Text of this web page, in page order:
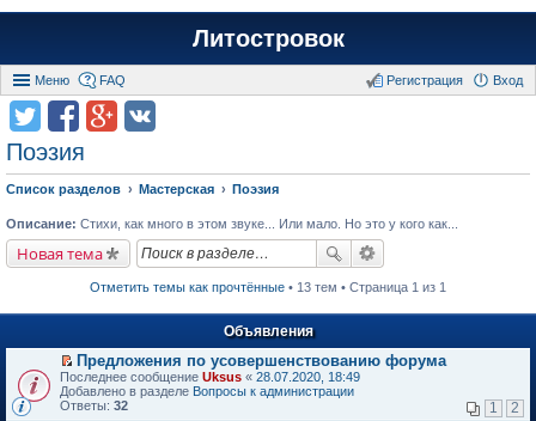
Литостровок
Меню FAQ Вход
Регистрация
Поэзия
Список разделов Мастерская Поэзия
Описание: Стихи, как много в этом звуке... Или мало. Но это у кого как...
Новая тема
Отметить темы как прочтённые • 13 тем • Страница 1 из 1
Объявления
П
е
р
Предложения по усовершенствованию форума
Последнее сообщение Uksus « 28.07.2020, 18:49
Добавлено в разделе Вопросы к администрации
Ответы: 32 1 2